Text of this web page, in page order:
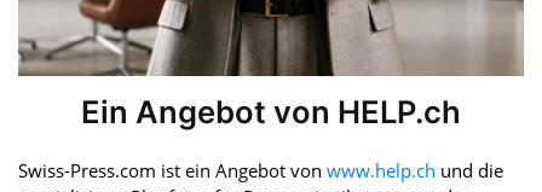
Ein Angebot von HELP.ch
Swiss-Press.com ist ein Angebot von www.help.ch und die